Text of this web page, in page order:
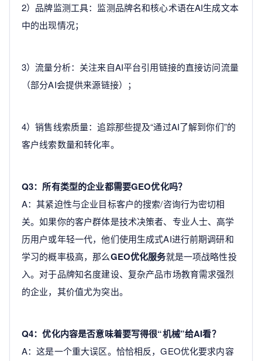
2）品牌监测工具：监测品牌名和核心术语在AI生成文本
中的出现情况；
3）流量分析：关注来自AI平台引用链接的直接访问流量
（部分AI会提供来源链接）；
4）销售线索质量：追踪那些提及“通过AI了解到你们”的
客户线索数量和转化率。
Q3：所有类型的企业都需要GEO优化吗？
A：其紧迫性与企业目标客户的搜索/咨询行为密切相
关。如果你的客户群体是技术决策者、专业人士、高学
历用户或年轻一代，他们使用生成式AI进行前期调研和
学习的概率极高，那么GEO优化服务就是一项战略性投
入。对于品牌知名度建设、复杂产品市场教育需求强烈
的企业，其价值尤为突出。
Q4：优化内容是否意味着要写得很“机械”给AI看？
A：这是一个重大误区。恰恰相反，GEO优化要求内容